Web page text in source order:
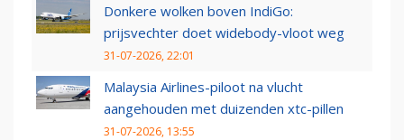
Donkere wolken boven IndiGo:
prijsvechter doet widebody-vloot weg
31-07-2026, 22:01
Malaysia Airlines-piloot na vlucht
aangehouden met duizenden xtc-pillen
31-07-2026, 13:55